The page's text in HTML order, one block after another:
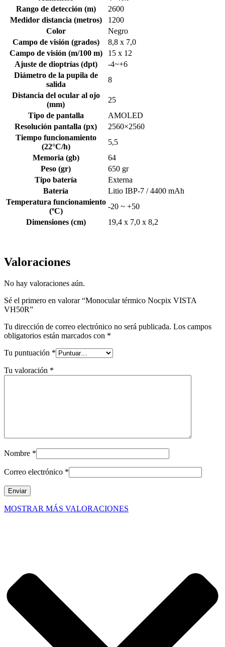
Rango de detección (m)
2600
Medidor distancia (metros)
1200
Color
Negro
Campo de visión (grados)
8,8 x 7,0
Campo de visión (m/100 m)
15 x 12
Ajuste de dioptrías (dpt)
-4~+6
Diámetro de la pupila de
salida
8
Distancia del ocular al ojo
(mm)
25
Tipo de pantalla
AMOLED
Resolución pantalla (px)
2560×2560
Tiempo funcionamiento
(22°C/h)
5,5
Memoria (gb)
64
Peso (gr)
650 gr
Tipo batería
Externa
Batería
Litio IBP-7 / 4400 mAh
Temperatura funcionamiento
(ºC)
-20 ~ +50
Dimensiones (cm)
19,4 x 7,0 x 8,2
Valoraciones
No hay valoraciones aún.
Sé el primero en valorar “Monocular térmico Nocpix VISTA
VH50R”
Tu dirección de correo electrónico no será publicada. Los campos
obligatorios están marcados con *
Tu puntuación *
Tu valoración *
Nombre *
Correo electrónico *
MOSTRAR MÁS VALORACIONES